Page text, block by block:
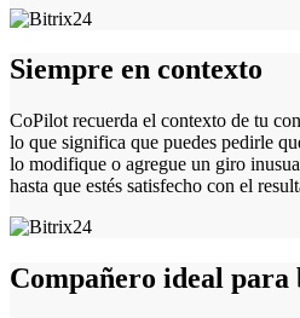
Siempre en contexto
CoPilot recuerda el contexto de tu
lo que significa que puedes pedirle
lo modifique o agregue un giro
hasta que estés satisfecho con el
Compañero ideal